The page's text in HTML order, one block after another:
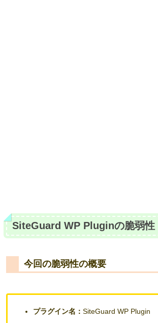
SiteGuard WP Pluginの脆弱性
今回の脆弱性の概要
プラグイン名： SiteGuard WP Plugin